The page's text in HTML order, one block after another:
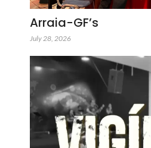
Arraia-GF’s
July 28, 2026